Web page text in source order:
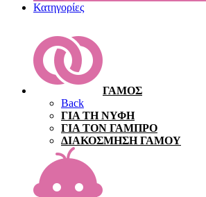
Κατηγορίες
ΓΑΜΟΣ
Back
ΓΙΑ ΤΗ ΝΥΦΗ
ΓΙΑ ΤΟΝ ΓΑΜΠΡΟ
ΔΙΑΚΟΣΜΗΣΗ ΓΑΜΟΥ